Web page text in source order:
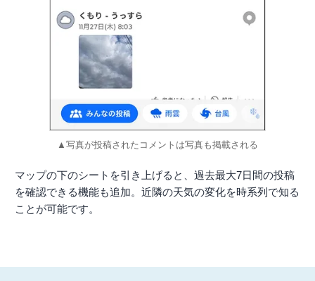
▲写真が投稿されたコメントは写真も掲載される
マップの下のシートを引き上げると、過去最大7日間の投稿
を確認できる機能も追加。近隣の天気の変化を時系列で知る
ことが可能です。